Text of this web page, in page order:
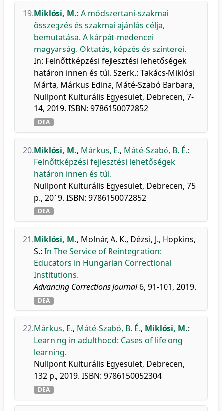
19.Miklósi, M.: A módszertani-szakmai
összegzés és szakmai ajánlás célja,
bemutatása. A kárpát-medencei
magyarság. Oktatás, képzés és színterei.
In: Felnőttképzési fejlesztési lehetőségek
határon innen és túl. Szerk.: Takács-Miklósi
Márta, Márkus Edina, Máté-Szabó Barbara,
Nullpont Kulturális Egyesület, Debrecen, 7-
14, 2019. ISBN: 9786150072852
DEA
20.Miklósi, M., Márkus, E., Máté-Szabó, B. É.:
Felnőttképzési fejlesztési lehetőségek
határon innen és túl.
Nullpont Kulturális Egyesület, Debrecen, 75
p., 2019. ISBN: 9786150072852
DEA
21.Miklósi, M., Molnár, A. K., Dézsi, J., Hopkins,
S.: In The Service of Reintegration:
Educators in Hungarian Correctional
Institutions.
Advancing Corrections Journal6, 91-101, 2019.
DEA
22.Márkus, E., Máté-Szabó, B. É., Miklósi, M.:
Learning in adulthood: Cases of lifelong
learning.
Nullpont Kulturális Egyesület, Debrecen,
132 p., 2019. ISBN: 9786150052304
DEA